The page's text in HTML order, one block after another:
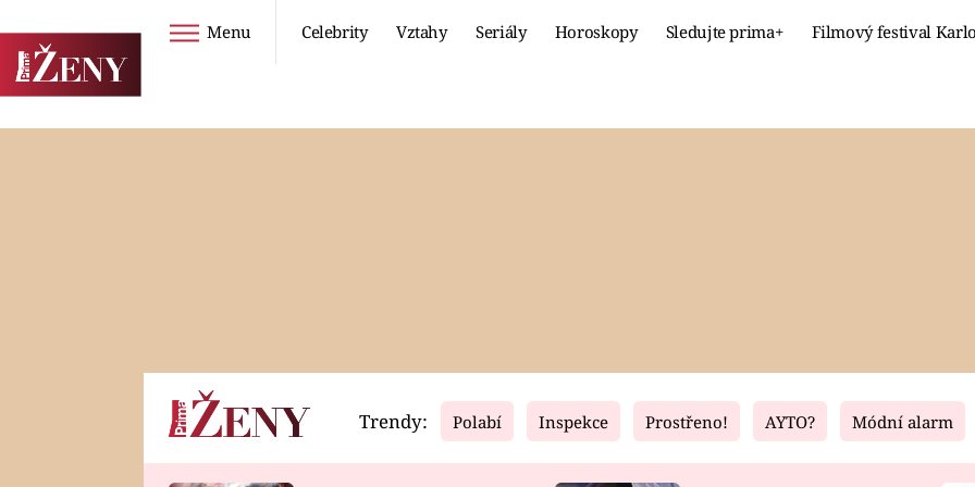
Menu Celebrity Vztahy Seriály Horoskopy Sledujte prima+ Filmový festival
Horoskopy Video Fresh Living
Trendy: Polabí Inspekce Prostřeno! AYTO? Módní alarm